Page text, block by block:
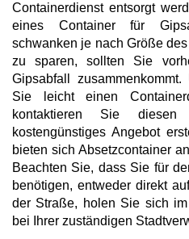
Containerdienst entsorgt
eines Container für
schwanken je nach Größe
zu sparen, sollten Sie
Gipsabfall
Sie leicht einen
kontaktieren Sie
kostengünstiges Angebot
bieten sich Absetzcontainer
Beachten Sie, dass Sie für
benötigen, entweder direkt
der Straße, holen Sie sich
bei Ihrer zuständigen